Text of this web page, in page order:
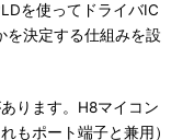
を使ってドライバIC
を決定する仕組みを設
ります。H8マイコン
もポート端子と兼用）